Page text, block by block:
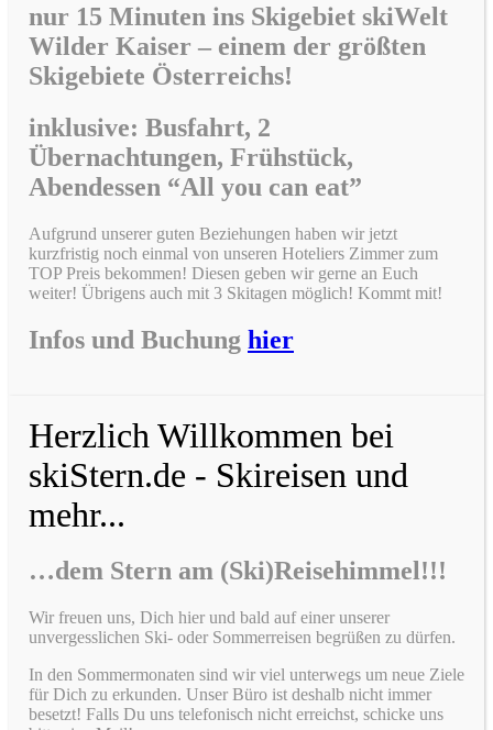
nur 15 Minuten ins Skigebiet skiWelt
Wilder Kaiser – einem der größten
Skigebiete Österreichs!
inklusive: Busfahrt, 2
Übernachtungen, Frühstück,
Abendessen “All you can eat”
Aufgrund unserer guten Beziehungen haben wir jetzt
kurzfristig noch einmal von unseren Hoteliers Zimmer zum
TOP Preis bekommen! Diesen geben wir gerne an Euch
weiter! Übrigens auch mit 3 Skitagen möglich! Kommt mit!
Infos und Buchung hier
Herzlich Willkommen bei
skiStern.de - Skireisen und
mehr...
…dem Stern am (Ski)Reisehimmel!!!
Wir freuen uns, Dich hier und bald auf einer unserer
unvergesslichen Ski- oder Sommerreisen begrüßen zu dürfen.
In den Sommermonaten sind wir viel unterwegs um neue Ziele
für Dich zu erkunden. Unser Büro ist deshalb nicht immer
besetzt! Falls Du uns telefonisch nicht erreichst, schicke uns